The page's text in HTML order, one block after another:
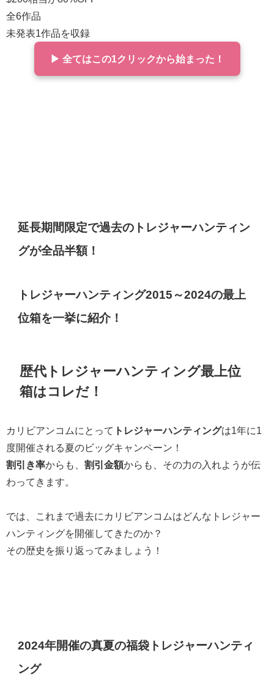
全6作品
未発表1作品を収録
▶ 全てはこの1クリックから始まった！
延長期間限定で過去のトレジャーハンティン
グが全品半額！
トレジャーハンティング2015～2024の最上
位箱を一挙に紹介！
歴代トレジャーハンティング最上位
箱はコレだ！
カリビアンコムにとって トレジャーハンティングは1年に1
度開催される夏のビッグキャンペーン！
割引き率からも、 割引金額からも、その力の入れようが伝
わってきます。
では、これまで過去にカリビアンコムはどんなトレジャー
ハンティングを開催してきたのか？
その歴史を振り返ってみましょう！
2024年開催の真夏の福袋トレジャーハンティ
ング